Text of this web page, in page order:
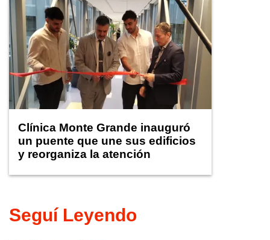
Clínica Monte Grande inauguró
un puente que une sus edificios
y reorganiza la atención
Seguí Leyendo